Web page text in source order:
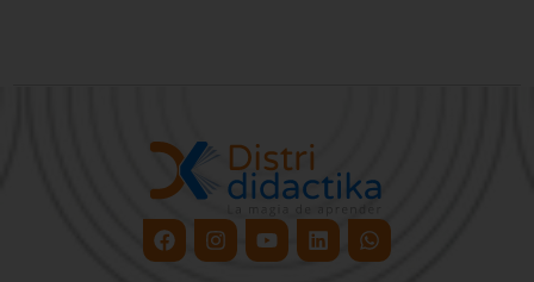
FacebookInstagram
YoutubeLinkedinWhatsapp